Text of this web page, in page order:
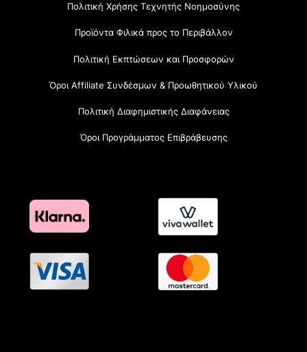
Πολιτική Χρήσης Τεχνητής Νοημοσύνης
Προϊόντα Φιλικά προς το Περιβάλλον
Πολιτική Εκπτώσεων και Προσφορών
Όροι Affiliate Συνδέσμων & Προωθητικού Υλικού
Πολιτική Διαφημιστικής Διαφάνειας
Όροι Προγράμματος Επιβράβευσης